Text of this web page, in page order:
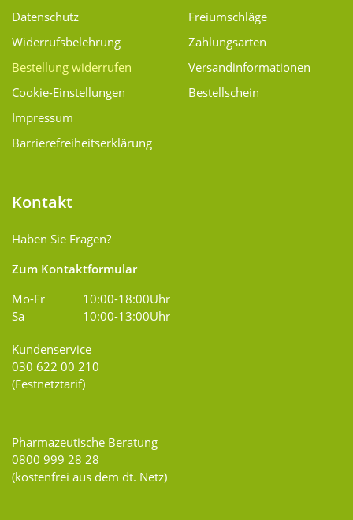
Datenschutz
Widerrufsbelehrung
Bestellung widerrufen
Cookie-Einstellungen
Impressum
Barrierefreiheitserklärung
Freiumschläge
Zahlungsarten
Versand­informationen
Bestellschein
Kontakt
Haben Sie Fragen?
Zum Kontaktformular
Mo-Fr
10:00-18:00Uhr
Sa
10:00-13:00Uhr
Kundenservice
030 622 00 210
(Festnetztarif)
Pharmazeutische Beratung
0800 999 28 28
(kostenfrei aus dem dt. Netz)